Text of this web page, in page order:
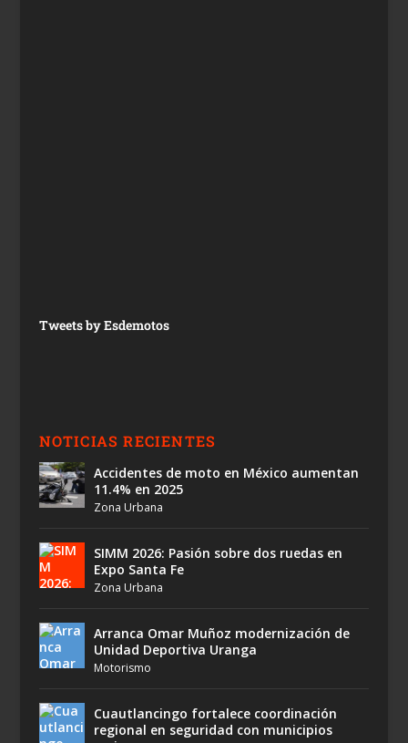
Tweets by Esdemotos
NOTICIAS RECIENTES
Accidentes de moto en México aumentan
11.4% en 2025
Zona Urbana
SIMM 2026: Pasión sobre dos ruedas en
Expo Santa Fe
Zona Urbana
Arranca Omar Muñoz modernización de
Unidad Deportiva Uranga
Motorismo
Cuautlancingo fortalece coordinación
regional en seguridad con municipios